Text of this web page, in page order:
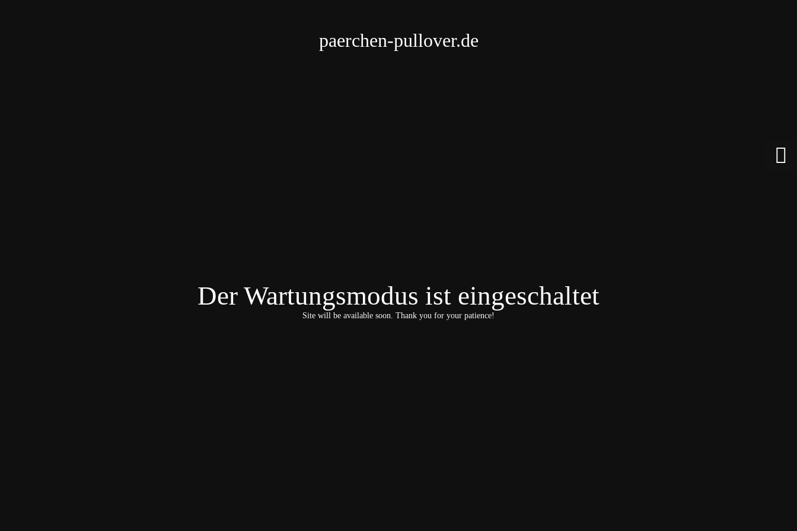
paerchen-pullover.de
Der Wartungsmodus ist eingeschaltet
Site will be available soon. Thank you for your patience!